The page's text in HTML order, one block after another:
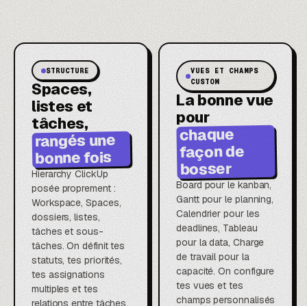
STRUCTURE
Spaces,
listes et
tâches,
rangés une
bonne fois
Hierarchy ClickUp
posée proprement :
Workspace, Spaces,
dossiers, listes,
tâches et sous-
tâches. On définit tes
statuts, tes priorités,
tes assignations
multiples et tes
relations entre tâches.
VUES ET CHAMPS
CUSTOM
La bonne vue
pour
chaque
façon de
bosser
Board pour le kanban,
Gantt pour le planning,
Calendrier pour les
deadlines, Tableau
pour la data, Charge
de travail pour la
capacité. On configure
tes vues et tes
champs personnalisés